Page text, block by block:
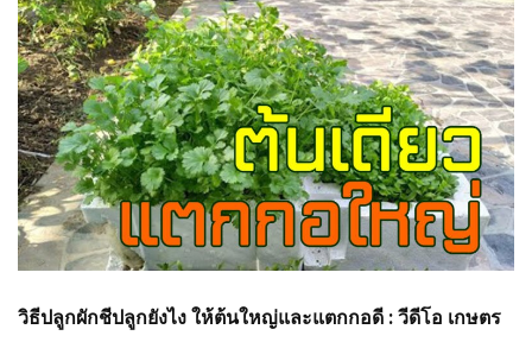
วิธีปลูกผักชีปลูกยังไง ให้ต้นใหญ่และแตกกอดี : วีดีโอ เกษตร